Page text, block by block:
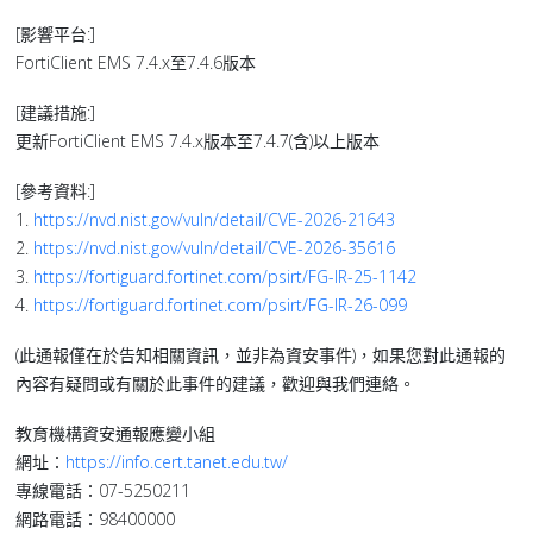
[影響平台:]
FortiClient EMS 7.4.x至7.4.6版本
[建議措施:]
更新FortiClient EMS 7.4.x版本至7.4.7(含)以上版本
[參考資料:]
1. https://nvd.nist.gov/vuln/detail/CVE-2026-21643
2. https://nvd.nist.gov/vuln/detail/CVE-2026-35616
3. https://fortiguard.fortinet.com/psirt/FG-IR-25-1142
4. https://fortiguard.fortinet.com/psirt/FG-IR-26-099
(此通報僅在於告知相關資訊，並非為資安事件)，如果您對此通報的
內容有疑問或有關於此事件的建議，歡迎與我們連絡。
教育機構資安通報應變小組
網址： https://info.cert.tanet.edu.tw/
專線電話：07-5250211
網路電話：98400000